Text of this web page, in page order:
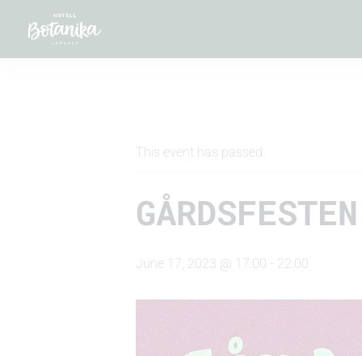
This event has passed.
June 17, 2023 @ 17:00 - 22:00